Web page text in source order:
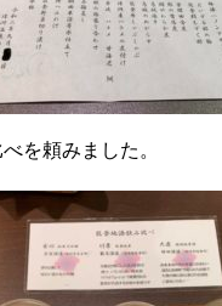
を頼みました。